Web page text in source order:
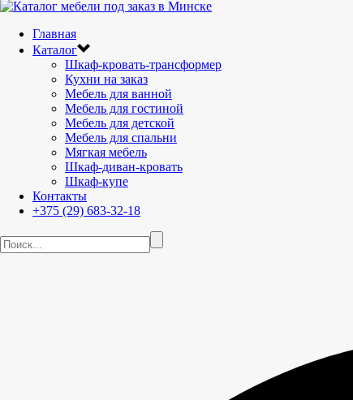
Главная
Каталог
Шкаф-кровать-трансформер
Кухни на заказ
Мебель для ванной
Мебель для гостиной
Мебель для детской
Мебель для спальни
Мягкая мебель
Шкаф-диван-кровать
Шкаф-купе
Контакты
+375 (29) 683-32-18